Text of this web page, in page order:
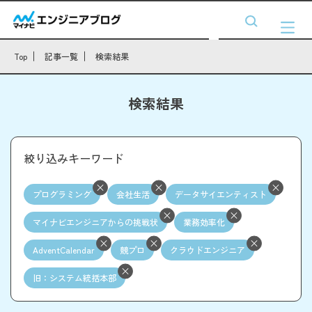
Top 記事一覧 検索結果
検索結果
絞り込みキーワード
プログラミング 会社生活 データサイエンティスト
マイナビエンジニアからの挑戦状 業務効率化
AdventCalendar 競プロ クラウドエンジニア
旧：システム統括本部